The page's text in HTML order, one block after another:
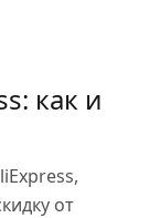
как и
от